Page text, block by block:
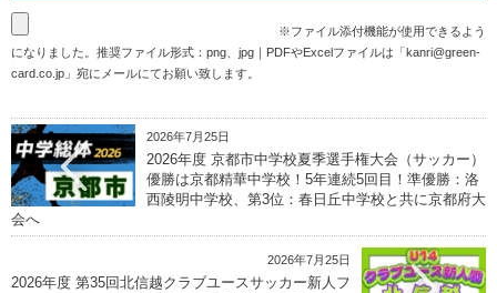
※ファイル添付機能が使用できるよう
になりました。推奨ファイル形式：png、jpg｜PDFやExcelファイルは「kanri@green-
card.co.jp 」宛にメールにてお願い致します。
2026年7月25日
2026年度 京都市中学校夏季選手権大会（サッカー）
優勝は京都精華中学校！5年連続5回目！準優勝：洛
西陵明中学校、第3位：春日丘中学校と共に京都府大
会へ
2026年7月25日
2026年度 第35回北信越クラブユースサッカー新人フ